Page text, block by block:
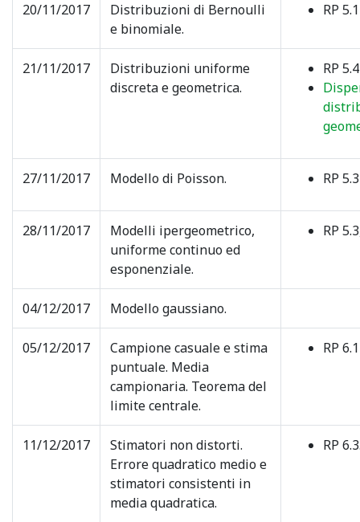
20/11/2017
Distribuzioni di Bernoulli
e binomiale.
RP 5.1
21/11/2017
Distribuzioni uniforme
discreta e geometrica.
RP 5.4
27/11/2017 Modello di Poisson. RP 5.3
28/11/2017
Modelli ipergeometrico,
uniforme continuo ed
esponenziale.
RP
04/12/2017 Modello gaussiano.
05/12/2017
Campione casuale e stima
puntuale. Media
campionaria. Teorema del
limite centrale.
RP
11/12/2017
Stimatori non distorti.
Errore quadratico medio e
stimatori consistenti in
media quadratica.
RP